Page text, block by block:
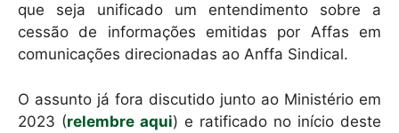
que seja unificado um entendimento sobre a
cessão de informações emitidas por Affas em
comunicações direcionadas ao Anffa Sindical.
O assunto já fora discutido junto ao Ministério em
2023 (relembre aqui) e ratificado no início deste